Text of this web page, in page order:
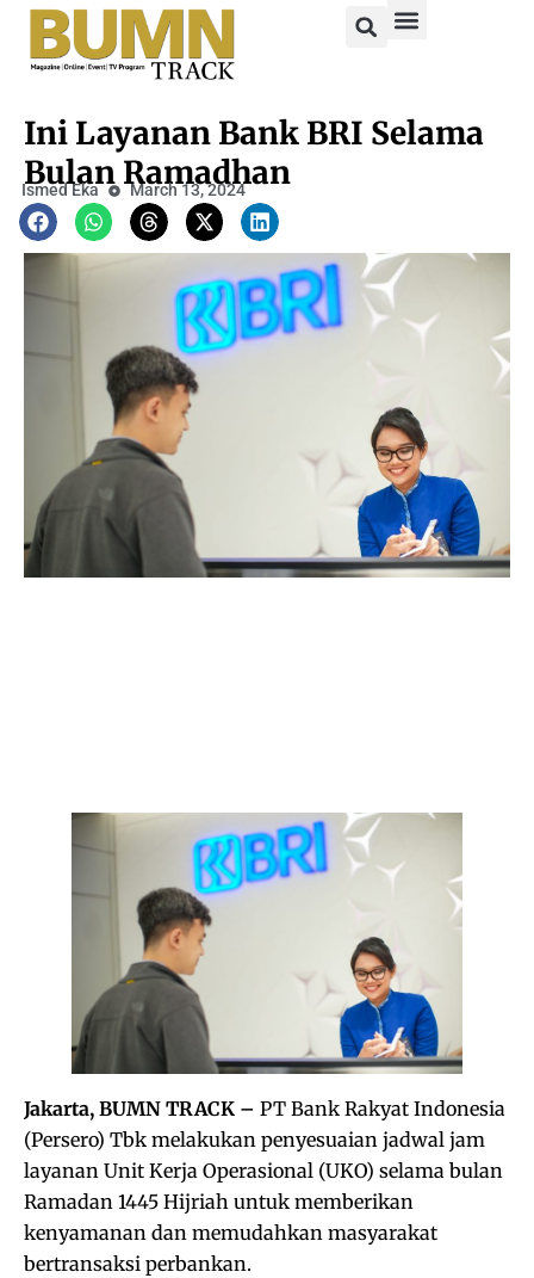
Ini Layanan Bank BRI Selama
Bulan Ramadhan
Ismed Eka March 13, 2024
Jakarta, BUMN TRACK – PT Bank Rakyat Indonesia
(Persero) Tbk melakukan penyesuaian jadwal jam
layanan Unit Kerja Operasional (UKO) selama bulan
Ramadan 1445 Hijriah untuk memberikan
kenyamanan dan memudahkan masyarakat
bertransaksi perbankan.